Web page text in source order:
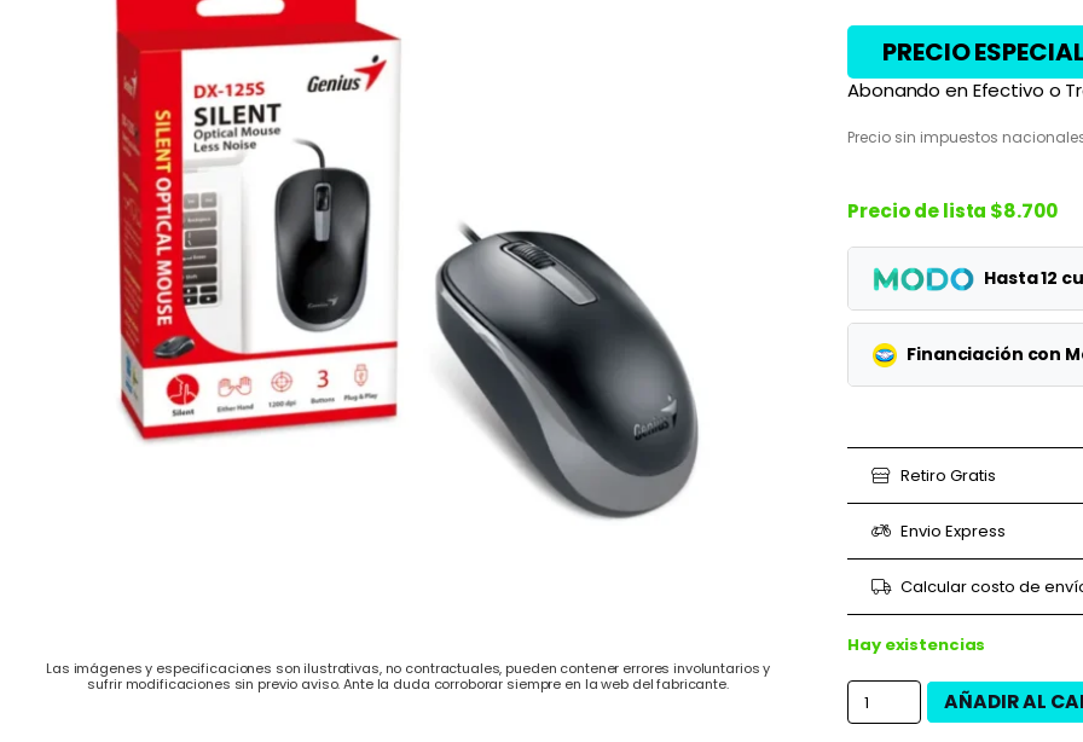
Las imágenes y especificaciones son ilustrativas, no contractuales, pueden contener errores involuntarios y
sufrir modificaciones sin previo aviso. Ante la duda corroborar siempre en la web del fabricante.
PRECIO ESPECIAL
Abonando en Efectivo o
Precio sin impuestos
Precio de lista $8.700
Hasta 12
Planes
3 cuotas
6 cuotas
12 cuotas
Financiación con
3 cuotas
6 cuotas
9 cuotas
Retiro Gratis
Envio Express
Calcular costo de
Hay existencias
AÑADIR AL